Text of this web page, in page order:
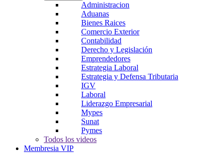
Administracion
Aduanas
Bienes Raices
Comercio Exterior
Contabilidad
Derecho y Legislación
Emprendedores
Estrategia Laboral
Estrategia y Defensa Tributaria
IGV
Laboral
Liderazgo Empresarial
Mypes
Sunat
Pymes
Todos los videos
Membresia VIP